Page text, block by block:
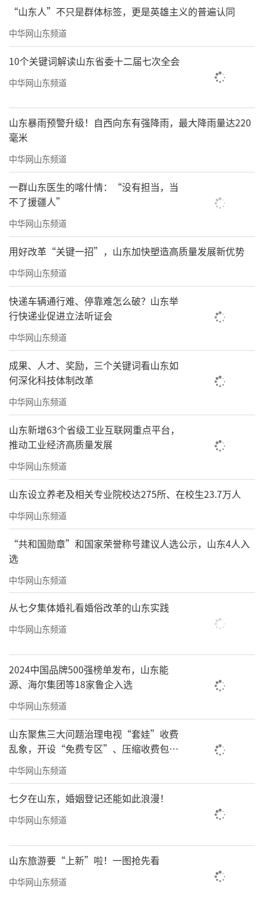
“山东人”不只是群体标签，更是英雄主义的普遍认同
中华网山东频道
10个关键词解读山东省委十二届七次全会
中华网山东频道
山东暴雨预警升级！自西向东有强降雨，最大降雨量达220
毫米
中华网山东频道
一群山东医生的喀什情：“没有担当，当
不了援疆人”
中华网山东频道
用好改革“关键一招”，山东加快塑造高质量发展新优势
中华网山东频道
快递车辆通行难、停靠难怎么破？山东举
行快递业促进立法听证会
中华网山东频道
成果、人才、奖励，三个关键词看山东如
何深化科技体制改革
中华网山东频道
山东新增63个省级工业互联网重点平台，
推动工业经济高质量发展
中华网山东频道
山东设立养老及相关专业院校达275所、在校生23.7万人
中华网山东频道
“共和国勋章”和国家荣誉称号建议人选公示，山东4人入
选
中华网山东频道
从七夕集体婚礼看婚俗改革的山东实践
中华网山东频道
2024中国品牌500强榜单发布，山东能
源、海尔集团等18家鲁企入选
中华网山东频道
山东聚焦三大问题治理电视“套娃”收费
乱象，开设“免费专区”、压缩收费包比
例70%以上
中华网山东频道
七夕在山东，婚姻登记还能如此浪漫！
中华网山东频道
山东旅游要“上新”啦！一图抢先看
中华网山东频道